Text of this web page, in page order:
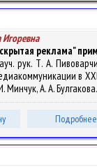
Игоревна
реклама"
рук. Т. А.
в
Минчук, А. А.
Подробнее